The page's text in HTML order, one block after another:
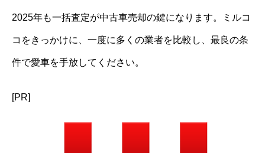
2025年も一括査定が中古車売却の鍵になります。ミルコ
コをきっかけに、一度に多くの業者を比較し、最良の条
件で愛車を手放してください。
[PR]